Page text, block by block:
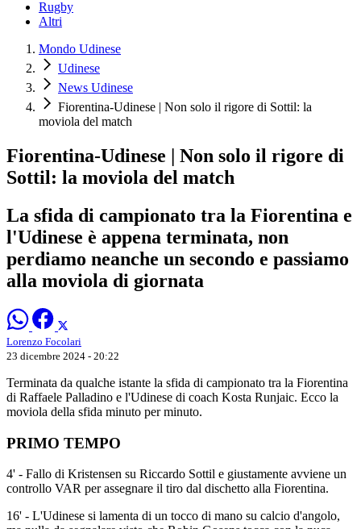
Rugby
Altri
Mondo Udinese
Udinese
News Udinese
Fiorentina-Udinese | Non solo il rigore di Sottil: la
moviola del match
Fiorentina-Udinese | Non solo il rigore di
Sottil: la moviola del match
La sfida di campionato tra la Fiorentina e
l'Udinese è appena terminata, non
perdiamo neanche un secondo e passiamo
alla moviola di giornata
Lorenzo Focolari
23 dicembre 2024 - 20:22
Terminata da qualche istante la sfida di campionato tra la Fiorentina
di Raffaele Palladino e l'Udinese di coach Kosta Runjaic. Ecco la
moviola della sfida minuto per minuto.
PRIMO TEMPO
4' - Fallo di Kristensen su Riccardo Sottil e giustamente avviene un
controllo VAR per assegnare il tiro dal dischetto alla Fiorentina.
16' - L'Udinese si lamenta di un tocco di mano su calcio d'angolo,